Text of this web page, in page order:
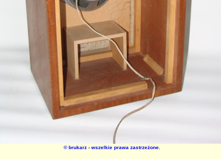
©brukarz - wszelkie prawa zastrzeżone.